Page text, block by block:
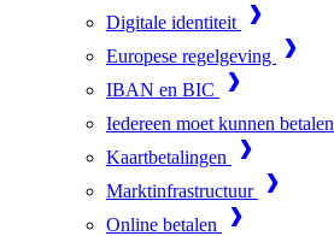
Digitale identiteit
Europese regelgeving
IBAN en BIC
Iedereen moet kunnen betalen
Kaartbetalingen
Marktinfrastructuur
Online betalen